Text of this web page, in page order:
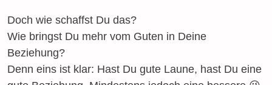
Doch wie schaffst Du das?
Wie bringst Du mehr vom Guten in Deine
Beziehung?
Denn eins ist klar: Hast Du gute Laune, hast Du eine